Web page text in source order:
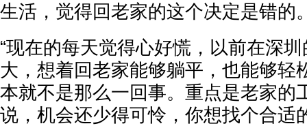
生活，觉得回老家的这个决定是错的
“现在的每天觉得心好慌，以前在深
大，想着回老家能够躺平，也能够轻
本就不是那么一回事。重点是老家的
说，机会还少得可怜，你想找个合适